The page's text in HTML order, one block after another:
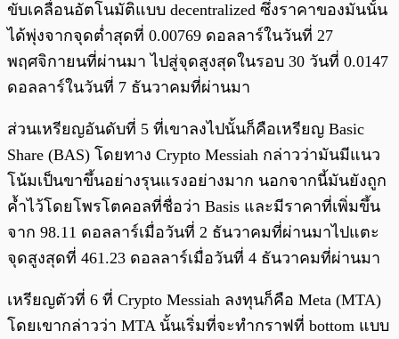
ขับเคลื่อนอัตโนมัติแบบ decentralized ซึ่งราคาของมันนั้น
ได้พุ่งจากจุดต่ำสุดที่ 0.00769 ดอลลาร์ในวันที่ 27
พฤศจิกายนที่ผ่านมา ไปสู่จุดสูงสุดในรอบ 30 วันที่ 0.0147
ดอลลาร์ในวันที่ 7 ธันวาคมที่ผ่านมา
ส่วนเหรียญอันดับที่ 5 ที่เขาลงไปนั้นก็คือเหรียญ Basic
Share (BAS) โดยทาง Crypto Messiah กล่าวว่ามันมีแนว
โน้มเป็นขาขึ้นอย่างรุนแรงอย่างมาก นอกจากนี้มันยังถูก
ค้ำไว้โดยโพรโตคอลที่ชื่อว่า Basis และมีราคาที่เพิ่มขึ้น
จาก 98.11 ดอลลาร์เมื่อวันที่ 2 ธันวาคมที่ผ่านมาไปแตะ
จุดสูงสุดที่ 461.23 ดอลลาร์เมื่อวันที่ 4 ธันวาคมที่ผ่านมา
เหรียญตัวที่ 6 ที่ Crypto Messiah ลงทุนก็คือ Meta (MTA)
โดยเขากล่าวว่า MTA นั้นเริ่มที่จะทำกราฟที่ bottom แบบ